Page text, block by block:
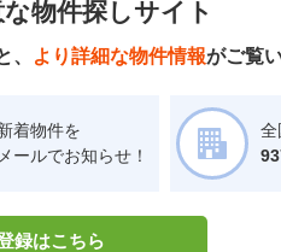
物件探しサイト
、 より詳細な物件情報がご覧
着物件を
メールでお知らせ！
全
録はこちら